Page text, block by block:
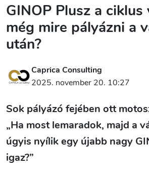
GINOP Plusz a ciklus
még mire pályázni a
után?
Caprica Consulting
2025. november 20. 10:27
Sok pályázó fejében ott
„Ha most lemaradok, majd a
úgyis nyílik egy újabb nagy
igaz?”